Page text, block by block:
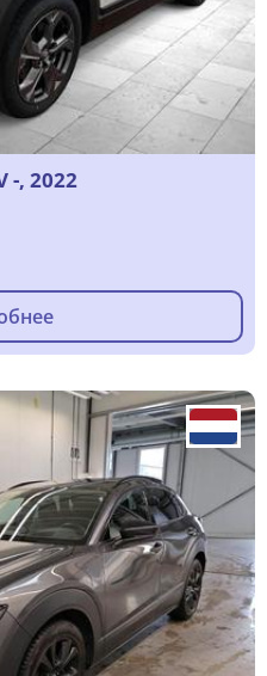
-, 2022